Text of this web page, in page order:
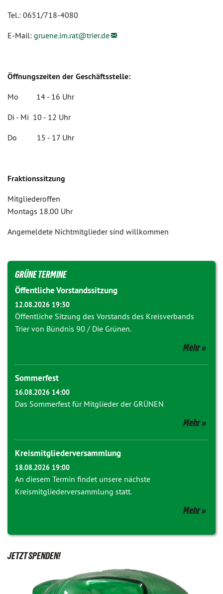
Tel.: 0651/718-4080
E-Mail: gruene.im.rat@trier.de
Öffnungszeiten der Geschäftsstelle:
Mo 14 - 16 Uhr
Di - Mi 10 - 12 Uhr
Do 15 - 17 Uhr
Fraktionssitzung
Mitgliederoffen
Montags 18.00 Uhr
Angemeldete Nichtmitglieder sind willkommen
GRÜNE TERMINE
Öffentliche Vorstandssitzung
12.08.2026 19:30
Öffentliche Sitzung des Vorstands des Kreisverbands
Trier von Bündnis 90 / Die Grünen.
Mehr
Sommerfest
16.08.2026 14:00
Das Sommerfest für Mitglieder der GRÜNEN
Mehr
Kreismitgliederversammlung
18.08.2026 19:00
An diesem Termin findet unsere nächste
Kreismitgliederversammlung statt.
Mehr
JETZT SPENDEN!